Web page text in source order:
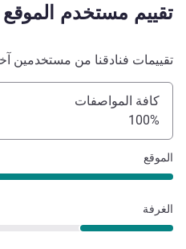
تقييم مستخدم الموقع
تقييمات فنادقنا من مستخدمين
كافة المواصفات
100%
الموقع
الغرفة